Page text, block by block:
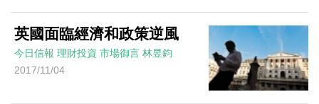
英國面臨經濟和政策逆風
今日信報 理財投資 市場御言 林昱鈞
2017/11/04